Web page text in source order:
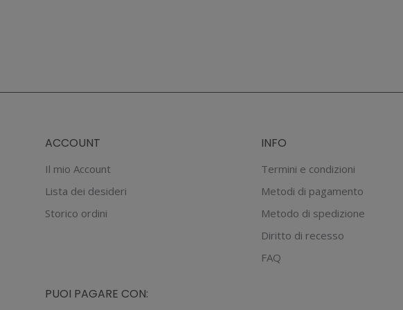
ACCOUNT
Il mio Account
Lista dei desideri
Storico ordini
INFO
Termini e condizioni
Metodi di pagamento
Metodo di spedizione
Diritto di recesso
FAQ
PUOI PAGARE CON: